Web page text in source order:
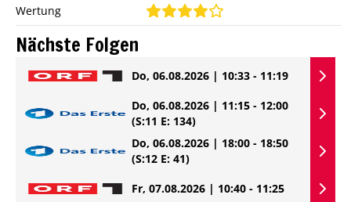
Wertung
Nächste Folgen
Do, 06.08.2026 | 10:33 - 11:19
Do, 06.08.2026 | 11:15 - 12:00
(S:11 E: 134)
Do, 06.08.2026 | 18:00 - 18:50
(S:12 E: 41)
Fr, 07.08.2026 | 10:40 - 11:25